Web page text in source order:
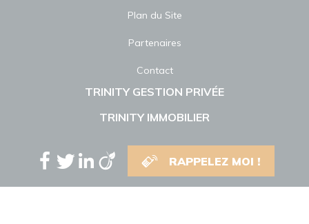
Plan du Site
Partenaires
Contact
TRINITY GESTION PRIVÉE
TRINITY IMMOBILIER
RAPPELEZ MOI !